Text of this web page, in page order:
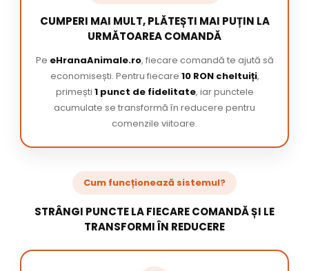
CUMPERI MAI MULT, PLĂTEȘTI MAI PUȚIN LA
URMĂTOAREA COMANDĂ
Pe eHranaAnimale.ro, fiecare comandă te ajută să
economisești. Pentru fiecare 10 RON cheltuiți,
primești 1 punct de fidelitate, iar punctele
acumulate se transformă în reducere pentru
comenzile viitoare.
Cum funcționează sistemul?
STRÂNGI PUNCTE LA FIECARE COMANDĂ ȘI LE
TRANSFORMI ÎN REDUCERE